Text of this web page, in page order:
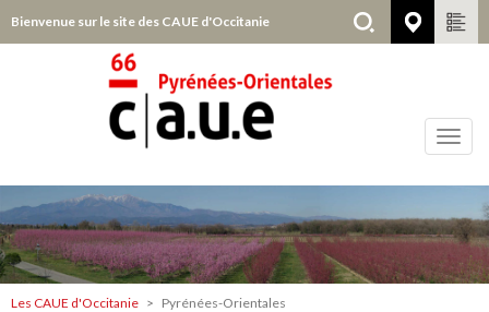
au
Bienvenue sur le site des CAUE d'Occitanie
Pyrénées-
Orientales
Les CAUE d'Occitanie Pyrénées-Orientales